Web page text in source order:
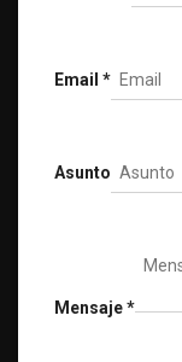
Email *
Asunto
Mensaje*